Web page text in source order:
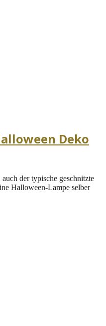
Deko
der typische geschnitzte
Halloween-Lampe selber